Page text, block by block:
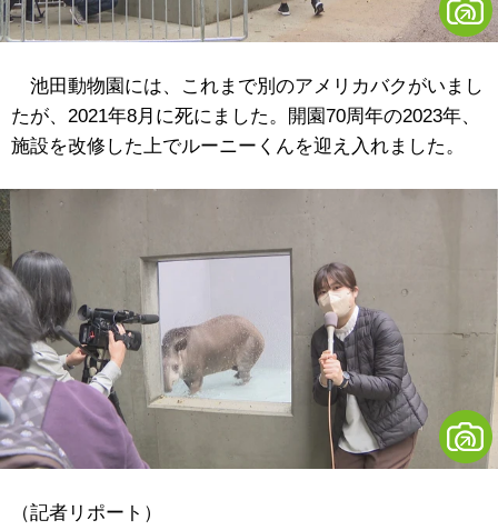
池田動物園には、これまで別のアメリカバクがいまし
たが、2021年8月に死にました。開園70周年の2023年、
施設を改修した上でルーニーくんを迎え入れました。
（記者リポート）